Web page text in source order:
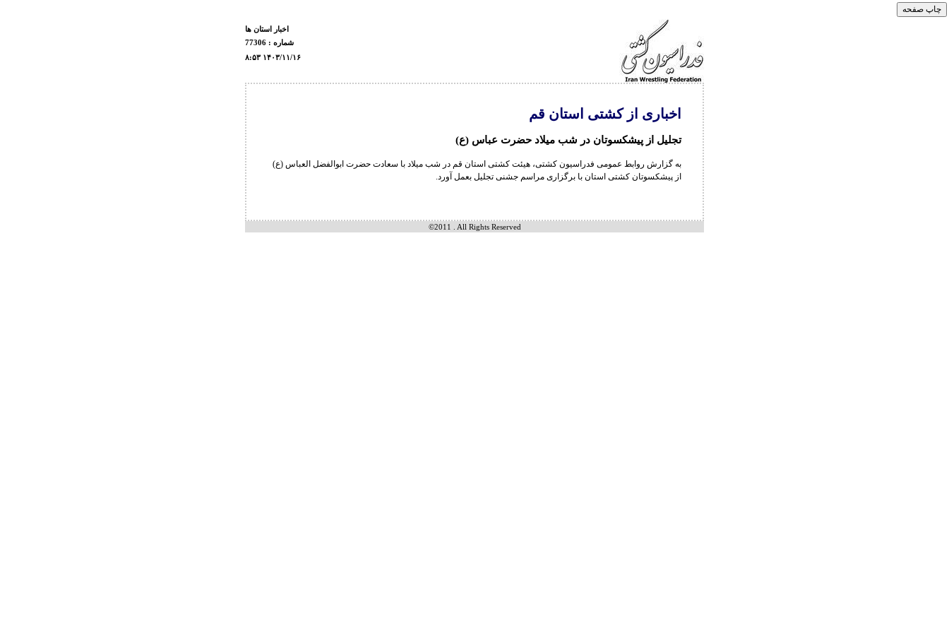
اخبار استان ها
شماره : 77306
۸:۵۳ ۱۴۰۳/۱۱/۱۶
اخباری از کشتی استان قم
تجلیل از پیشکسوتان در شب میلاد حضرت عباس (ع)
به گزارش روابط عمومی فدراسیون کشتی، هیئت کشتی استان قم در شب میلاد با سعادت حضرت ابوالفضل العباس (ع)
از پیشکسوتان کشتی استان با برگزاری مراسم جشنی تجلیل بعمل آورد.
©2011 . All Rights Reserved